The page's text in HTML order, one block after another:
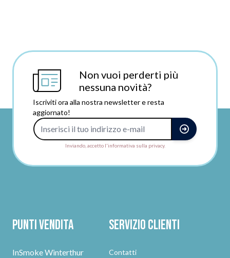
Non vuoi perderti più
nessuna novità?
Iscriviti ora alla nostra newsletter e resta
aggiornato!
Inviando, accetto l'informativa sulla privacy.
Punti vendita
InSmoke Winterthur
Servizio clienti
Contatti